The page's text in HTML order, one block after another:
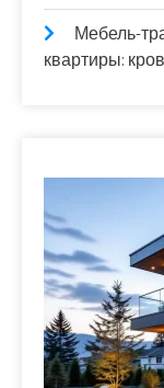
Мебель-
квартиры: